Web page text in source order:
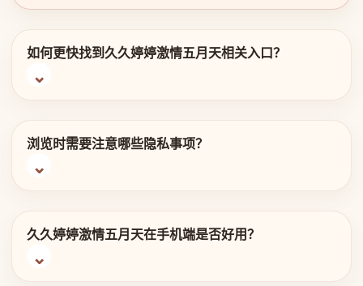
如何更快找到久久婷婷激情五月天相关入口？
浏览时需要注意哪些隐私事项？
久久婷婷激情五月天在手机端是否好用？